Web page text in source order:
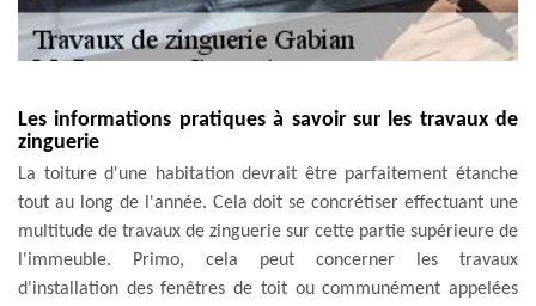
Les informations pratiques à savoir sur les travaux de
zinguerie
La toiture d'une habitation devrait être parfaitement étanche
tout au long de l'année. Cela doit se concrétiser effectuant une
multitude de travaux de zinguerie sur cette partie supérieure de
l'immeuble. Primo, cela peut concerner les travaux
d'installation des fenêtres de toit ou communément appelées